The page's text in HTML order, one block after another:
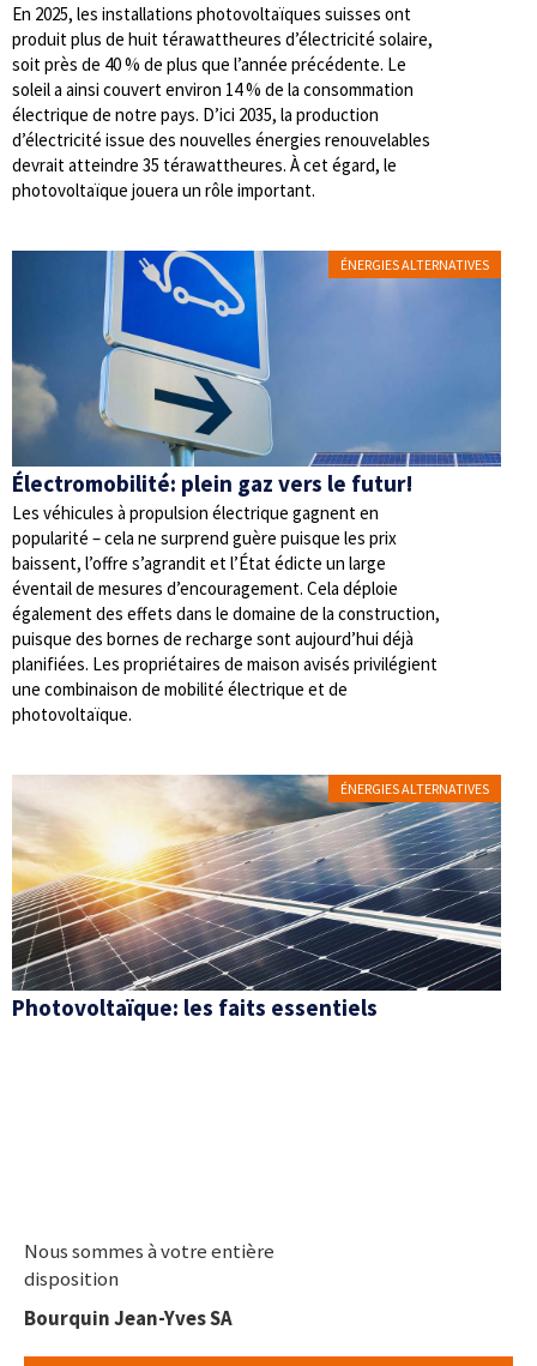
En 2025, les installations photovoltaïques suisses ont
produit plus de huit térawattheures d’électricité solaire,
soit près de 40 % de plus que l’année précédente. Le
soleil a ainsi couvert environ 14 % de la consommation
électrique de notre pays. D’ici 2035, la production
d’électricité issue des nouvelles énergies renouvelables
devrait atteindre 35 térawattheures. À cet égard, le
photovoltaïque jouera un rôle important.
ÉNERGIES ALTERNATIVES
Électromobilité: plein gaz vers le futur!
Les véhicules à propulsion électrique gagnent en
popularité – cela ne surprend guère puisque les prix
baissent, l’offre s’agrandit et l’État édicte un large
éventail de mesures d’encouragement. Cela déploie
également des effets dans le domaine de la construction,
puisque des bornes de recharge sont aujourd’hui déjà
planifiées. Les propriétaires de maison avisés privilégient
une combinaison de mobilité électrique et de
photovoltaïque.
ÉNERGIES ALTERNATIVES
Photovoltaïque: les faits essentiels
Nous sommes à votre entière
disposition
Bourquin Jean-Yves SA